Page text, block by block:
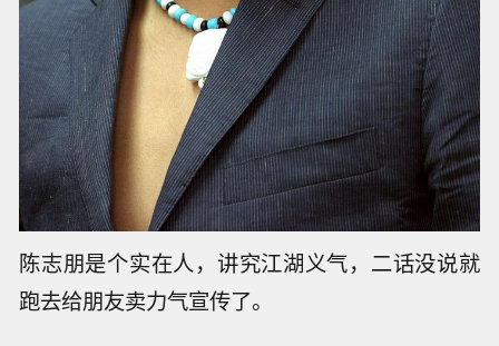
陈志朋是个实在人，讲究江湖义气，二话没说就
跑去给朋友卖力气宣传了。